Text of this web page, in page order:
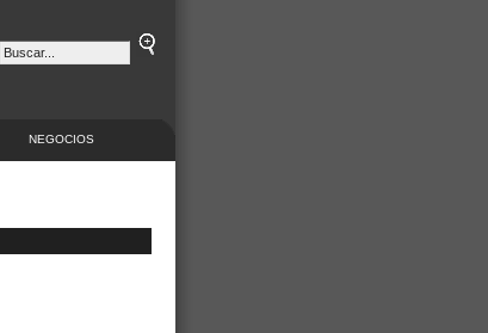
NEGOCIOS